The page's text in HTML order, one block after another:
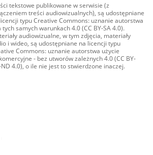
tekstowe publikowane w serwisie (z
treści audiowizualnych), są udostępniane
typu Creative Commons: uznanie autorstwa
tych samych warunkach 4.0 (CC BY-SA 4.0).
audiowizualne, w tym zdjęcia, materiały
i wideo, są udostępniane na licencji typu
Commons: uznanie autorstwa użycie
- bez utworów zależnych 4.0 (CC BY-
ND 4.0), o ile nie jest to stwierdzone inaczej.